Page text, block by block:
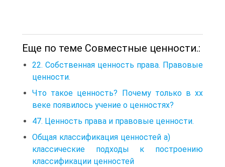
Еще по теме Совместные ценности.:
22. Собственная ценность права. Правовые
ценности.
Что такое ценность? Почему только в xx
веке появилось учение о ценностях?
47. Ценность права и правовые ценности.
Общая классификация ценностей а)
классические подходы к построению
классификации ценностей